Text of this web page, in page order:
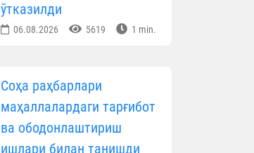
ўтказилди
06.08.2026 5619 1 min.
Соҳа раҳбарлари
маҳаллалардаги тарғибот
ва ободонлаштириш
ишлари билан танишди